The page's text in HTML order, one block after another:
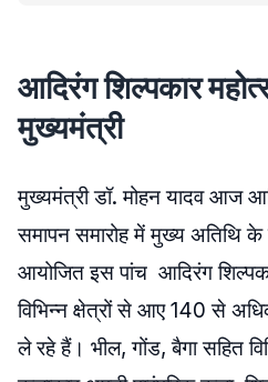
आदिरंग शिल्पकार
मुख्यमंत्री
मुख्यमंत्री डॉ. मोहन यादव आज
समापन समारोह में मुख्य अतिथि के
आयोजित इस पांच आदिरंग
विभिन्न क्षेत्रों से आए 140 से
ले रहे हैं। भील, गोंड, बैगा सहित